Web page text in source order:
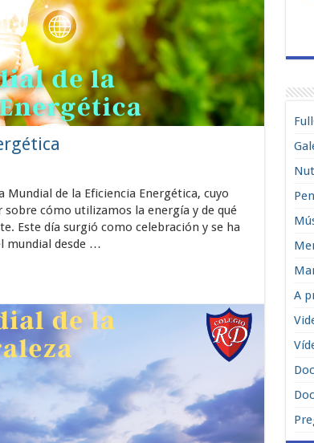
de la Eficiencia Energética, cuyo
cómo utilizamos la energía y de qué
Este día surgió como celebración y se ha
mundial desde …
A